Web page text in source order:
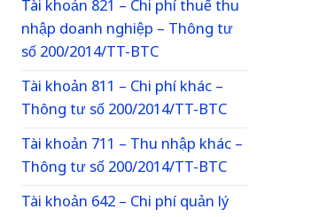
Tài khoản 821 – Chi phí thuế thu
nhập doanh nghiệp – Thông tư
số 200/2014/TT-BTC
Tài khoản 811 – Chi phí khác –
Thông tư số 200/2014/TT-BTC
Tài khoản 711 – Thu nhập khác –
Thông tư số 200/2014/TT-BTC
Tài khoản 642 – Chi phí quản lý